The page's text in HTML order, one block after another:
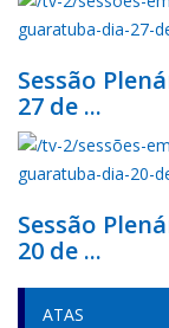
Sessão
27 de ...
Sessão
20 de ...
ATAS